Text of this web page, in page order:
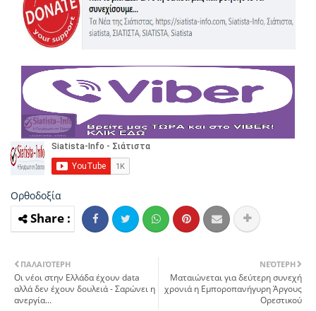
Ορθοδοξία
ΝΕΌΤΕΡΗ
Ματαιώνεται για δεύτερη συνεχή
χρονιά η Εμποροπανήγυρη Άργους
Ορεστικού
ΠΑΛΑΙΌΤΕΡΗ
Οι νέοι στην Ελλάδα έχουν data
αλλά δεν έχουν δουλειά - Σαρώνει η
ανεργία...